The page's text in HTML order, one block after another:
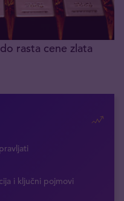
rasta cene zlata
i ključni pojmovi